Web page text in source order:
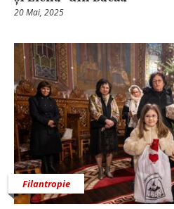
20 Mai, 2025
Filantropie